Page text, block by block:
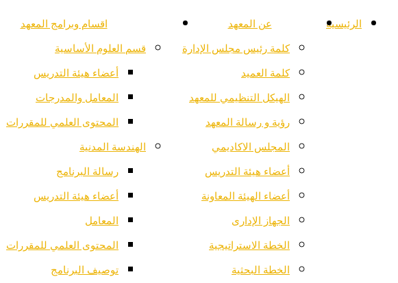
الرئيسية عن المعهد
كلمة رئيس مجلس الإدارة
كلمة العميد
الهيكل التنظيمي للمعهد
رؤية و رسالة المعهد
المجلس الاكاديمي
أعضاء هيئة التدريس
أعضاء الهيئة المعاونة
الجهاز الإدارى
الخطة الاستراتيجية
الخطة البحثية
اقسام وبرامج المعهد
قسم العلوم الأساسية
أعضاء هيئة التدريس
المعامل والمدرجات
المحتوى العلمي للمقررات
الهندسة المدنية
رسالة البرنامج
أعضاء هيئة التدريس
المعامل
المحتوى العلمي للمقررات
توصيف البرنامج